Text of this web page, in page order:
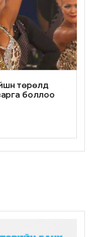
төрөлд
боллоо